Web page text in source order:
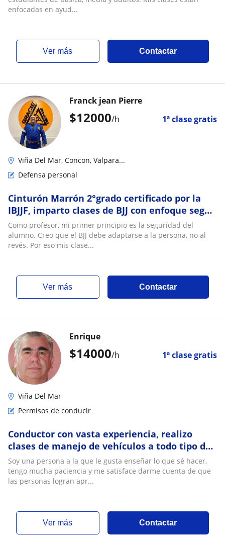
enfocadas en ayud...
ver más Contactar
$12000/h 1ª clase gratis
Franck jean Pierre
Viña Del Mar, Concon, Valpara...
Defensa personal
Cinturón Marrón 2°grado certificado por la
IBJJF, imparto clases de BJJ con enfoque según
la necesidad de los alumnos
Como profesor, mi primer principio es la seguridad del
alumno. Creo que el BJJ debe adaptarse a la persona, no al
revés. Por eso mis clase...
ver más Contactar
$14000/h 1ª clase gratis
Enrique
Viña Del Mar
Permisos de conducir
Conductor con vasta experiencia, realizo
clases de manejo de vehículos a todo tipo de
personas. Atiendo Viña del Mar y alrededores
Soy una persona a la que le gusta enseñar lo que sé hacer,
tengo mucha paciencia y me satisface darme cuenta de que
las personas logran apr...
ver más Contactar